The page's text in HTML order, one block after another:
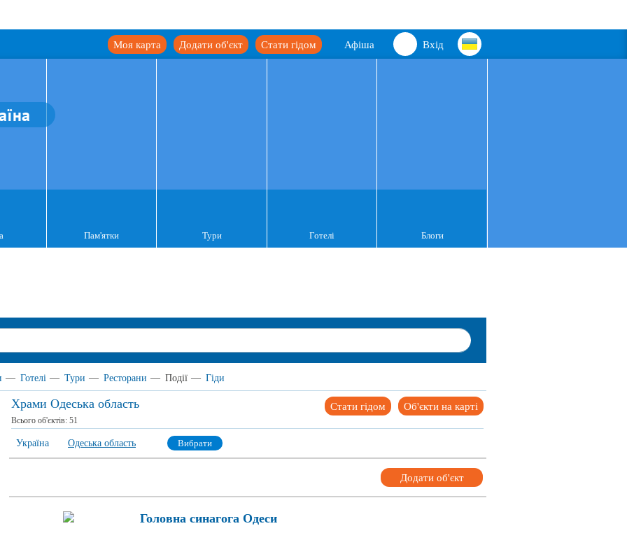
Вхід
Афіша
Стати гідом
Додати об'єкт
Моя карта
Пам'ятки Тури Готелі Блоги
— Готелі — Тури — Ресторани — Події — Гіди
Храми Одеська область Об'єкти на карті
Стати гідом
Всього об'єктів: 51
Україна Одеська область Вибрати
Додати об'єкт
Головна синагога Одеси